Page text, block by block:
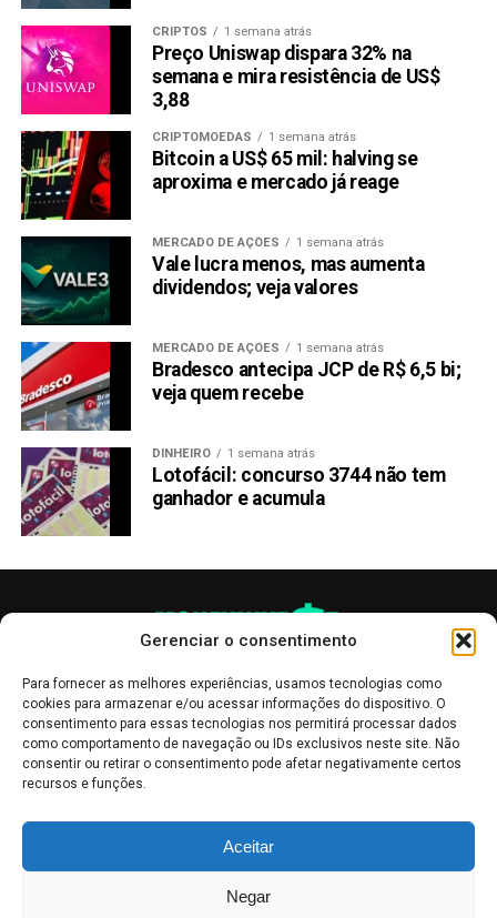
Gerenciar o consentimento
Para fornecer as melhores experiências, usamos tecnologias como
cookies para armazenar e/ou acessar informações do dispositivo. O
consentimento para essas tecnologias nos permitirá processar dados
como comportamento de navegação ou IDs exclusivos neste site. Não
consentir ou retirar o consentimento pode afetar negativamente certos
recursos e funções.
Aceitar
Negar
CRIPTOS 1 semana atrás
Preço Uniswap dispara 32% na
semana e mira resistência de US$
3,88
CRIPTOMOEDAS 1 semana atrás
Bitcoin a US$ 65 mil: halving se
aproxima e mercado já reage
MERCADO DE AÇÕES 1 semana atrás
Vale lucra menos, mas aumenta
dividendos; veja valores
MERCADO DE AÇÕES 1 semana atrás
Bradesco antecipa JCP de R$ 6,5 bi;
veja quem recebe
DINHEIRO 1 semana atrás
Lotofácil: concurso 3744 não tem
ganhador e acumula
informativo, servindo como boletins de divulgação, e não devem ser
interpretadas como recomendações de investimento.Leia mais
Bolsa de Valores